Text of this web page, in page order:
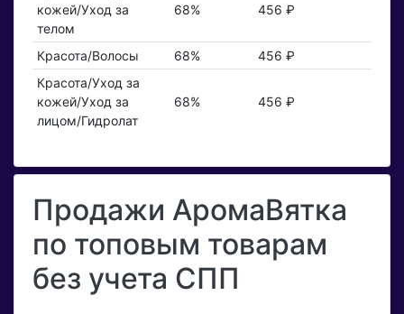
кожей/Уход за
телом
68% 456 ₽
Красота/Волосы 68%
456 ₽
Красота/Уход за
кожей/Уход за
лицом/Гидролат
68% 456 ₽
Продажи АромаВятка
по топовым товарам
без учета СПП